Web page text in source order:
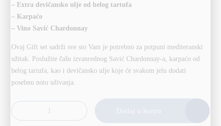
– Extra devičansko ulje od belog tartufa
– Karpaćo
– Vino Savić Chardonnay
Ovaj Gift set sadrži sve sto Vam je potrebno za potpuni mediteranski
užitak. Poslužite čašu izvanrednog Savić Chardonnay-a, karpaćo od
belog tartufa, kao i devičansko ulje koje će svakom jelu dodati
posebnu notu uživanja.
Hedonism and Harmony Gift Box količina
Alternative: